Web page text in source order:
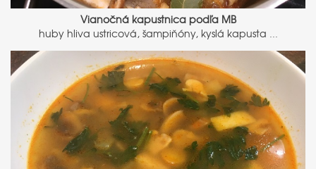
Vianočná kapustnica podľa MB
huby hliva ustricová, šampiňóny, kyslá kapusta ...